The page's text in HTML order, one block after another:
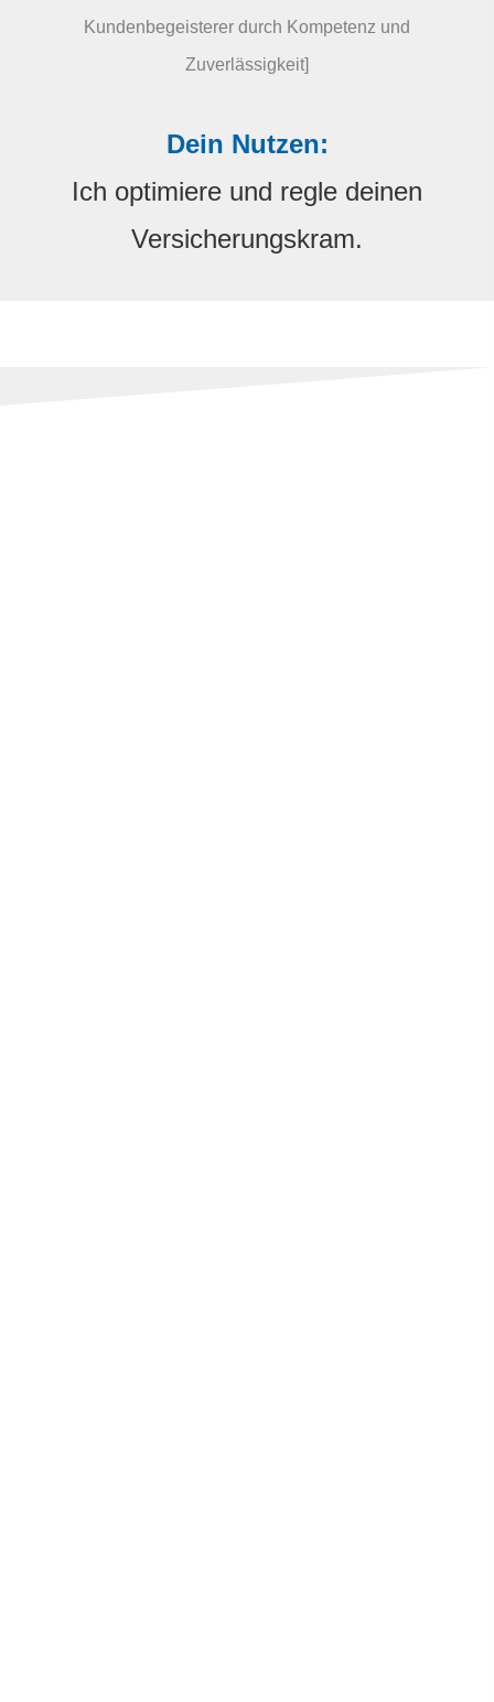
Kundenbegeisterer durch Kompetenz und
Zuverlässigkeit]
Dein Nutzen:
Ich optimiere und regle deinen
Versicherungskram.